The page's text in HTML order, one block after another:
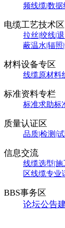
频线缆|数据
电缆工艺技术区
拉丝|绞线|
蔽温水|辐照
材料设备专区
线缆原材料
标准资料专栏
标准求助标
质量认证区
品质|检测|
信息交流
线缆选型|施
区线缆专业
BBS事务区
论坛公告